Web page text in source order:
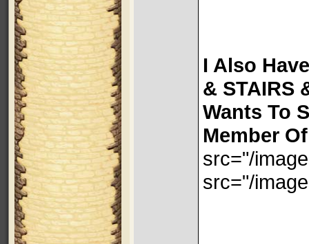
I Also
& STAIRS
Wants To
Member
src="/
src="/